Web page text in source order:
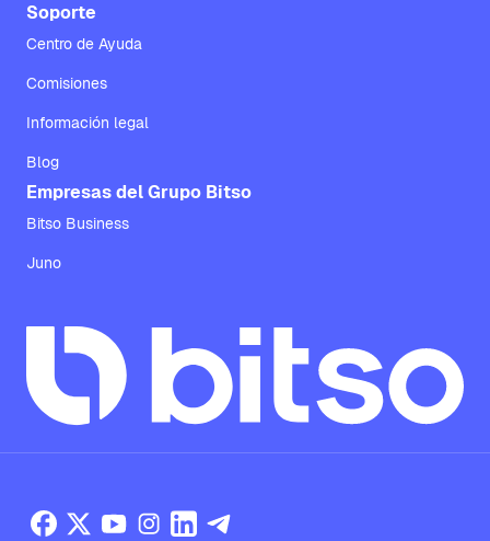
Soporte
Centro de Ayuda
Comisiones
Información legal
Blog
Empresas del Grupo Bitso
Bitso Business
Juno